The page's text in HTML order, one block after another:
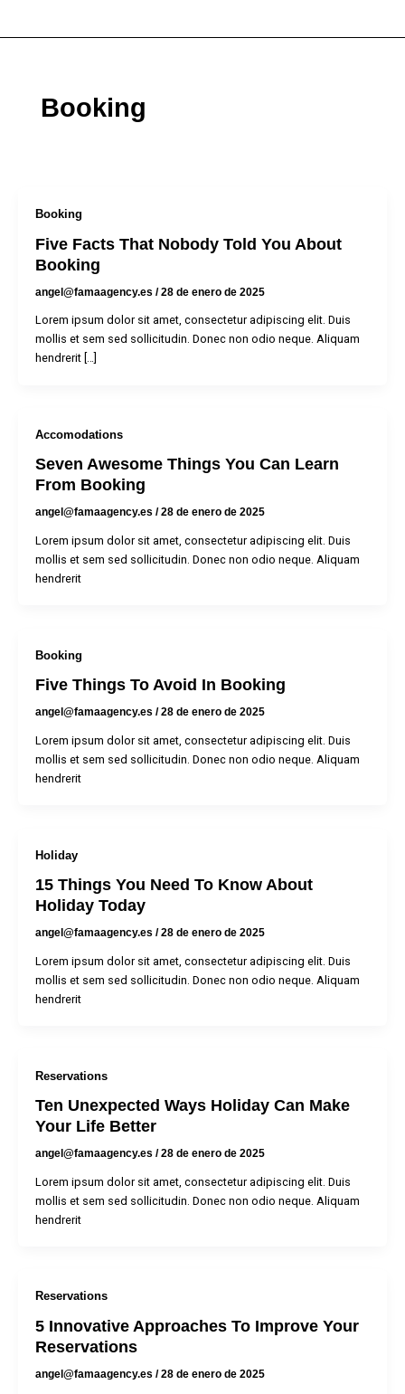
Booking
Booking
Five Facts That Nobody Told You About
Booking
angel@famaagency.es /28 de enero de 2025
Lorem ipsum dolor sit amet, consectetur adipiscing elit. Duis
mollis et sem sed sollicitudin. Donec non odio neque. Aliquam
hendrerit […]
Accomodations
Seven Awesome Things You Can Learn
From Booking
angel@famaagency.es /28 de enero de 2025
Lorem ipsum dolor sit amet, consectetur adipiscing elit. Duis
mollis et sem sed sollicitudin. Donec non odio neque. Aliquam
hendrerit
Booking
Five Things To Avoid In Booking
angel@famaagency.es /28 de enero de 2025
Lorem ipsum dolor sit amet, consectetur adipiscing elit. Duis
mollis et sem sed sollicitudin. Donec non odio neque. Aliquam
hendrerit
Holiday
15 Things You Need To Know About
Holiday Today
angel@famaagency.es /28 de enero de 2025
Lorem ipsum dolor sit amet, consectetur adipiscing elit. Duis
mollis et sem sed sollicitudin. Donec non odio neque. Aliquam
hendrerit
Reservations
Ten Unexpected Ways Holiday Can Make
Your Life Better
angel@famaagency.es /28 de enero de 2025
Lorem ipsum dolor sit amet, consectetur adipiscing elit. Duis
mollis et sem sed sollicitudin. Donec non odio neque. Aliquam
hendrerit
Reservations
5 Innovative Approaches To Improve Your
Reservations
angel@famaagency.es /28 de enero de 2025